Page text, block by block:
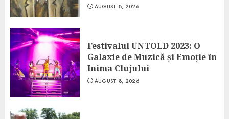
AUGUST 8, 2026
Festivalul UNTOLD 2023: O
Galaxie de Muzică și Emoție în
Inima Clujului
AUGUST 8, 2026